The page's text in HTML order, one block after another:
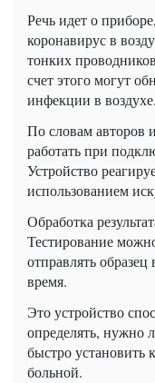
Речь идет о
коронавирус в
тонких
счет этого могут
инфекции в воздухе.
По словам авторов
работать при
Устройство
использованием
Обработка
Тестирование
отправлять
время.
Это устройство
определять, нужно
быстро установить
больной.